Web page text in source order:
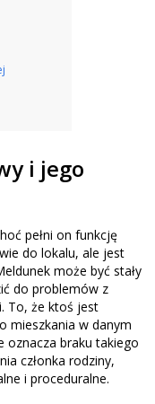
i jego
pełni on funkcję
do lokalu, ale jest
może być stały
do problemów z
To, że ktoś jest
mieszkania w danym
oznacza braku takiego
członka rodziny,
i proceduralne.